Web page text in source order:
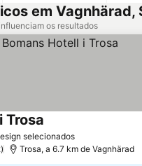
em Vagnhärad,
os resultados
selecionadosVer preços
Trosa
Trosa, a 6.7 km de Vagnhärad